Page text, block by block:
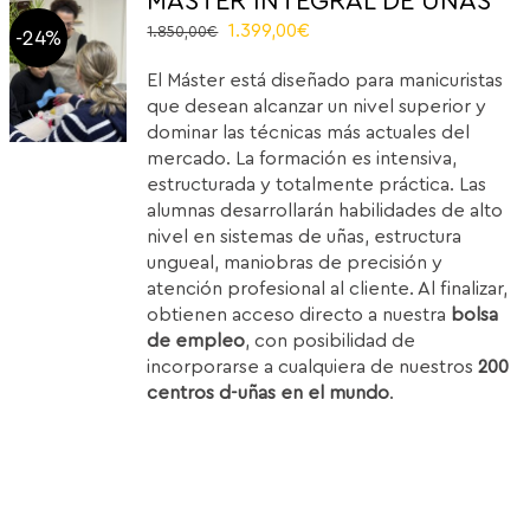
-24% 1.850,00€
Original
was:
1.850,00€.
1.399,00€
is:
1.399,00€.
El Máster está diseñado para manicuristas
que desean alcanzar un nivel superior y
dominar las técnicas más actuales del
mercado. La formación es intensiva,
estructurada y totalmente práctica. Las
alumnas desarrollarán habilidades de alto
nivel en sistemas de uñas, estructura
ungueal, maniobras de precisión y
atención profesional al cliente. Al finalizar,
obtienen acceso directo a nuestra bolsa
de empleo, con posibilidad de
incorporarse a cualquiera de nuestros200
centros d-uñas en el mundo.